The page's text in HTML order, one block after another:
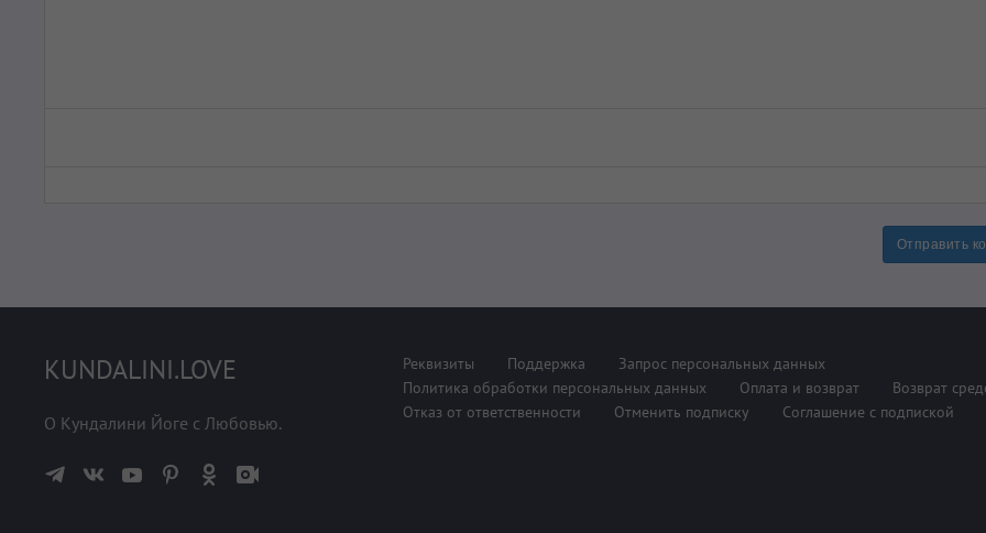
Отправить
KUNDALINI.LOVE
О Кундалини Йоге с Любовью.
Реквизиты Поддержка
Запрос персональных данных
Политика обработки персональных данных
Оплата и возврат
Возврат
Отказ от ответственности
Отменить подписку Соглашение с подпиской